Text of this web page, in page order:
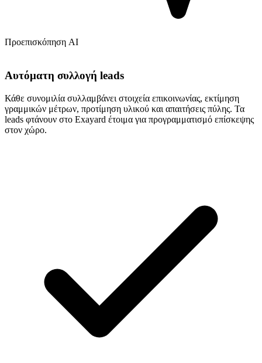
Προεπισκόπηση AI
Αυτόματη συλλογή leads
Κάθε συνομιλία συλλαμβάνει στοιχεία επικοινωνίας, εκτίμηση
γραμμικών μέτρων, προτίμηση υλικού και απαιτήσεις πύλης. Τα
leads φτάνουν στο Exayard έτοιμα για προγραμματισμό επίσκεψης
στον χώρο.